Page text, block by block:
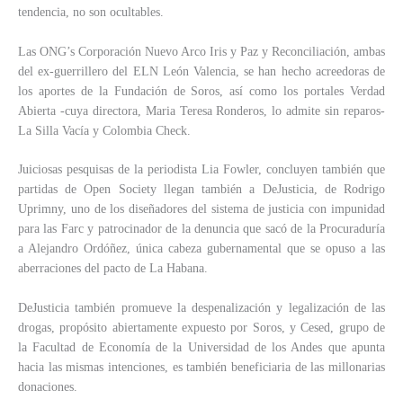
tendencia, no son ocultables.
Las ONG’s Corporación Nuevo Arco Iris y Paz y Reconciliación, ambas
del ex-guerrillero del ELN León Valencia, se han hecho acreedoras de
los aportes de la Fundación de Soros, así como los portales Verdad
Abierta -cuya directora, Maria Teresa Ronderos, lo admite sin reparos-
La Silla Vacía y Colombia Check.
Juiciosas pesquisas de la periodista Lia Fowler, concluyen también que
partidas de Open Society llegan también a DeJusticia, de Rodrigo
Uprimny, uno de los diseñadores del sistema de justicia con impunidad
para las Farc y patrocinador de la denuncia que sacó de la Procuraduría
a Alejandro Ordóñez, única cabeza gubernamental que se opuso a las
aberraciones del pacto de La Habana.
DeJusticia también promueve la despenalización y legalización de las
drogas, propósito abiertamente expuesto por Soros, y Cesed, grupo de
la Facultad de Economía de la Universidad de los Andes que apunta
hacia las mismas intenciones, es también beneficiaria de las millonarias
donaciones.